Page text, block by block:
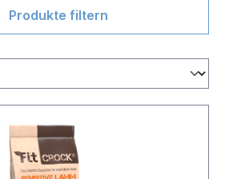
Produkte filtern